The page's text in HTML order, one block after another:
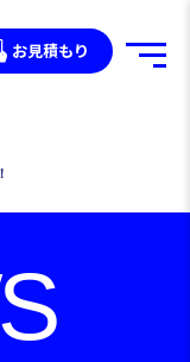
お見積もり